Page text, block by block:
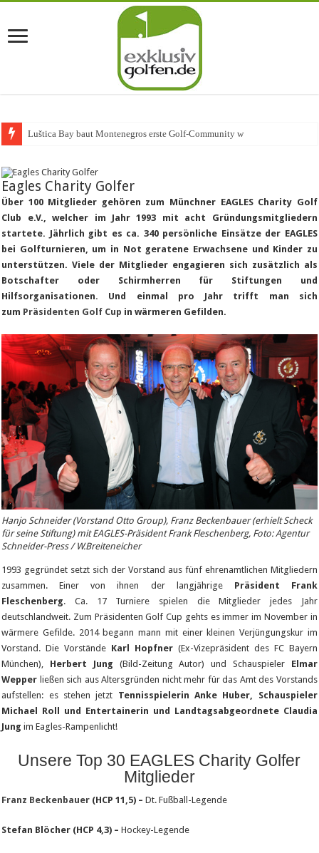
Luštica Bay baut Montenegros erste Golf-Community weiter aus
Eagles Charity Golfer
Über 100 Mitglieder gehören zum Münchner EAGLES Charity Golf
Club e.V., welcher im Jahr 1993 mit acht Gründungsmitgliedern
startete. Jährlich gibt es ca. 340 persönliche Einsätze der EAGLES
bei Golfturnieren, um in Not geratene Erwachsene und Kinder zu
unterstützen. Viele der Mitglieder engagieren sich zusätzlich als
Botschafter oder Schirmherren für Stiftungen und
Hilfsorganisationen. Und einmal pro Jahr trifft man sich
zum Präsidenten Golf Cup in wärmeren Gefilden.
Hanjo Schneider (Vorstand Otto Group), Franz Beckenbauer (erhielt Scheck
für seine Stiftung) mit EAGLES-Präsident Frank Fleschenberg, Foto: Agentur
Schneider-Press / W.Breiteneicher
1993 gegründet setzt sich der Vorstand aus fünf ehrenamtlichen Mitgliedern
zusammen. Einer von ihnen der langjährige Präsident Frank
Fleschenberg. Ca. 17 Turniere spielen die Mitglieder jedes Jahr
deutschlandweit. Zum Präsidenten Golf Cup gehts es immer im November in
wärmere Gefilde. 2014 begann mann mit einer kleinen Verjüngungskur im
Vorstand. Die Vorstände Karl Hopfner (Ex-Vizepräsident des FC Bayern
München),
Herbert Jung (Bild-Zeitung Autor) und Schauspieler Elmar
Wepper ließen sich aus Altersgründen nicht mehr für das Amt des Vorstands
aufstellen: es stehen jetzt Tennisspielerin Anke Huber, Schauspieler
Michael Roll und Entertainerin und Landtagsabgeordnete Claudia
Jung im Eagles-Rampenlicht!
Unsere Top 30 EAGLES Charity Golfer
Mitglieder
Franz Beckenbauer (HCP 11,5) –Dt. Fußball-Legende
Stefan Blöcher (HCP 4,3) –Hockey-Legende